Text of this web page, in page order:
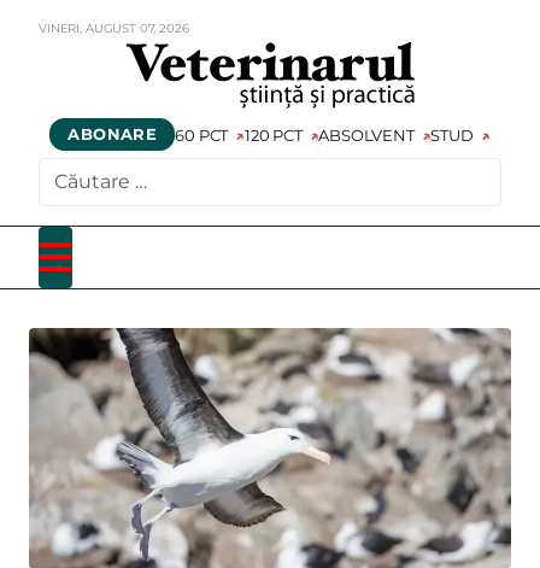
VINERI, AUGUST 07,2026
ABONARE 60 PCT 120 PCT ABSOLVENT STUD